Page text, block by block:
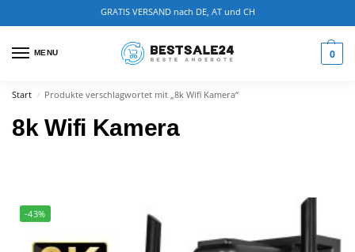
GRATIS VERSAND nach DE, AT und CH
MENU 0
Start / Produkte verschlagwortet mit „8k Wifi Kamera“
8k Wifi Kamera
-43%